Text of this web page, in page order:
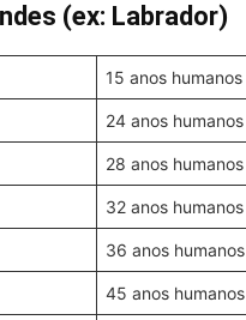
(ex: Labrador)
15 anos humanos
24 anos humanos
28 anos humanos
32 anos humanos
36 anos humanos
45 anos humanos